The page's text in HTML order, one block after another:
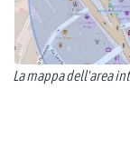
La mappa dell'area